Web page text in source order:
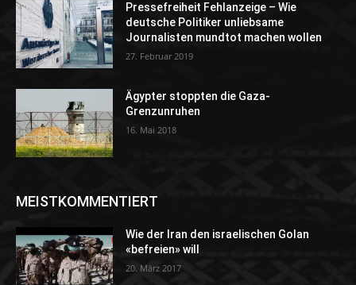
Pressefreiheit Fehlanzeige – Wie
deutsche Politiker unliebsame
Journalisten mundtot machen wollen
27. Februar 2019
Ägypter stoppten die Gaza-
Grenzunruhen
16. Mai 2018
MEISTKOMMENTIERT
Wie der Iran den israelischen Golan
«befreien» will
20. März 2017